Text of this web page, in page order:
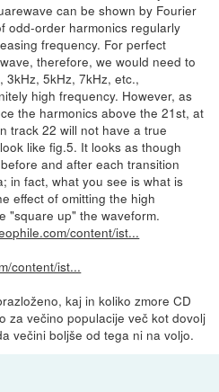
can be shown by Fourier
odd-order harmonics regularly
frequency. For perfect
therefore, we would need to
5kHz, 7kHz, etc.,
high frequency. However, as
the harmonics above the 21st, at
track 22 will not have a true
like fig.5. It looks as though
and after each transition
in fact, what you see is what is
effect of omitting the high
"square up" the waveform.
content/ist...
content/ist...
kaj in koliko zmore CD
za večino populacije več kot dovolj
večini boljše od tega ni na voljo.